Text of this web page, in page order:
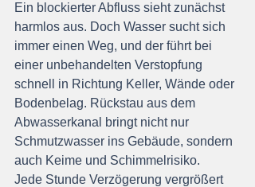
Ein blockierter Abfluss sieht zunächst
harmlos aus. Doch Wasser sucht sich
immer einen Weg, und der führt bei
einer unbehandelten Verstopfung
schnell in Richtung Keller, Wände oder
Bodenbelag. Rückstau aus dem
Abwasserkanal bringt nicht nur
Schmutzwasser ins Gebäude, sondern
auch Keime und Schimmelrisiko.
Jede Stunde Verzögerung vergrößert